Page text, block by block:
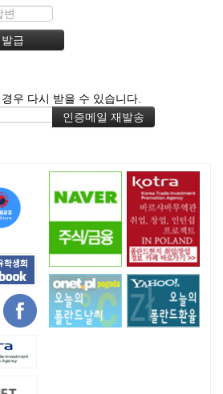
우 다시 받을 수 있습니다.